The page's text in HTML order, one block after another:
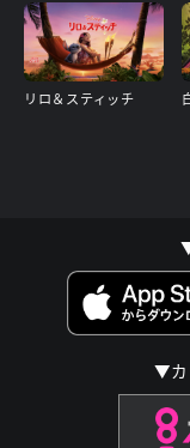
リロ＆スティッチ
▼カ